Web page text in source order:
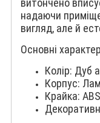
витончено
надаючи
вигляд, але й
Основні
Колір: Дуб
Корпус:
Крайка: